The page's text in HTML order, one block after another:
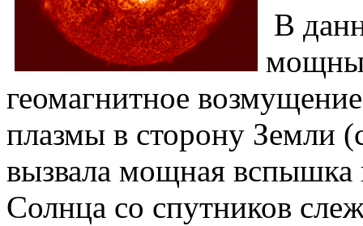
В
геомагнитное возмущение
плазмы в сторону Земли
вызвала мощная
Солнца со спутников